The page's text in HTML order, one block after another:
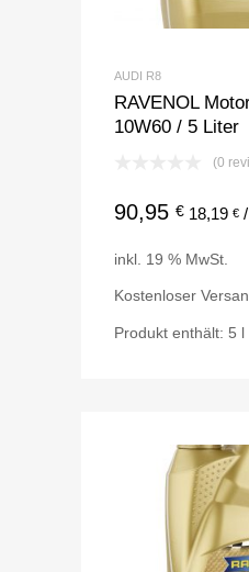
AUDI R8
RAVENOL
10W60 / 5 Liter
(0
90,95 € 18,19 € /
inkl. 19 % MwSt.
Kostenloser
Produkt enthält: 5 l